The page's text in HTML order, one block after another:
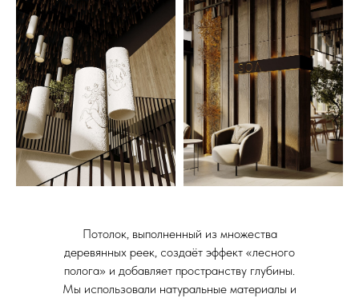
Потолок, выполненный из множества
деревянных реек, создаёт эффект «лесного
полога» и добавляет пространству глубины.
Мы использовали натуральные материалы и